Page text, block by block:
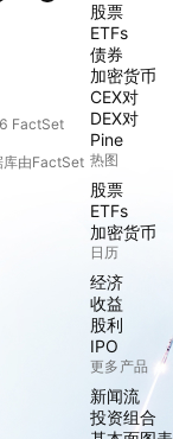
FactSet
由FactSet
股票
ETFs
债券
加密货币
CEX对
DEX对
Pine
热图
股票
ETFs
加密货币
日历
经济
收益
股利
IPO
更多产品
新闻流
投资组合